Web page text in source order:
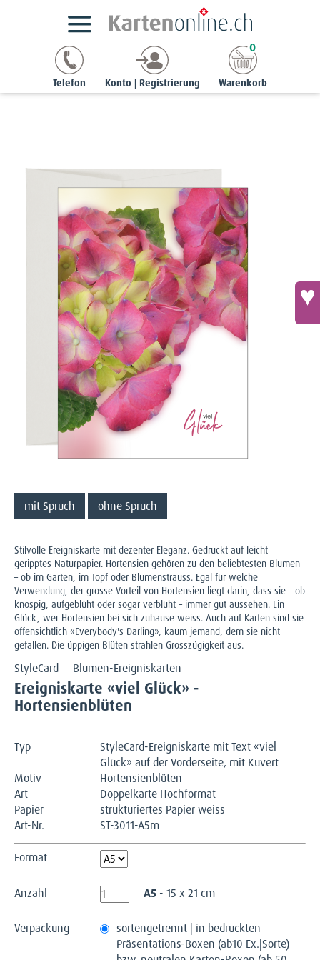
Telefon Konto | Registrierung Warenkorb
0
Ereigniskarte «viel Glück» - Hortensienblüten
mit Spruch ohne Spruch
Stilvolle Ereigniskarte mit dezenter Eleganz. Gedruckt auf leicht
geripptes Naturpapier. Hortensien gehören zu den beliebtesten Blumen
– ob im Garten, im Topf oder Blumenstrauss. Egal für welche
Verwendung, der grosse Vorteil von Hortensien liegt darin, dass sie – ob
knospig, aufgeblüht oder sogar verblüht – immer gut aussehen. Ein
Glück, wer Hortensien bei sich zuhause weiss. Auch auf Karten sind sie
offensichtlich «Everybody's Darling», kaum jemand, dem sie nicht
gefallen. Die üppigen Blüten strahlen Grosszügigkeit aus.
StyleCard Blumen-Ereigniskarten
Ereigniskarte «viel Glück» -
Hortensienblüten
Typ
StyleCard-Ereigniskarte mit Text «viel
Glück» auf der Vorderseite, mit Kuvert
Motiv
Hortensienblüten
Art
Doppelkarte Hochformat
Papier
strukturiertes Papier weiss
Art-Nr.
ST-3011-A5m
Format
Anzahl A5 - 15 x 21 cm
Verpackung
sortengetrennt | in bedruckten
Präsentations-Boxen (ab10 Ex.|Sorte)